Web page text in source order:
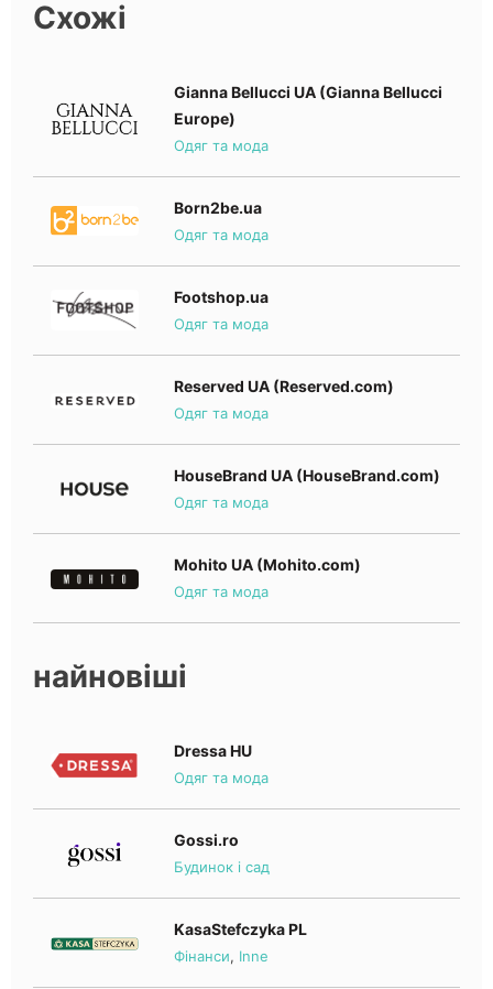
Схожі
Gianna Bellucci UA (Gianna Bellucci
Europe)
Одяг та мода
Born2be.ua
Одяг та мода
Footshop.ua
Одяг та мода
Reserved UA (Reserved.com)
Одяг та мода
HouseBrand UA (HouseBrand.com)
Одяг та мода
Mohito UA (Mohito.com)
Одяг та мода
найновіші
Dressa HU
Одяг та мода
Gossi.ro
Будинок і сад
KasaStefczyka PL
Фінанси, Inne